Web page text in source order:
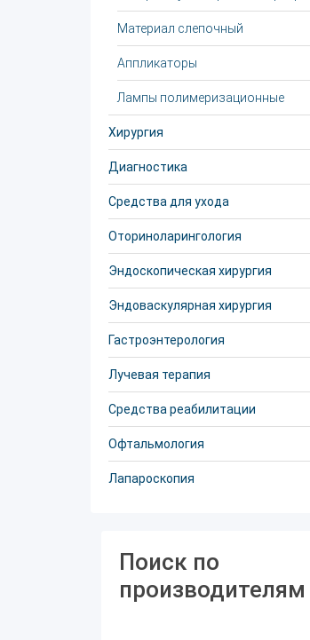
Материал слепочный
Аппликаторы
Лампы полимеризационные
Хирургия
Диагностика
Средства для ухода
Оториноларингология
Эндоскопическая хирургия
Эндоваскулярная хирургия
Гастроэнтерология
Лучевая терапия
Средства реабилитации
Офтальмология
Лапароскопия
Поиск по
производителям